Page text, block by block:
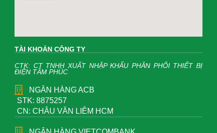
TÀI KHOẢN CÔNG TY
CTK: CT TNHH XUẤT NHẬP KHẨU PHÂN PHỐI THIẾT BỊ
ĐIỆN TÂM PHÚC
NGÂN HÀNG ACB
STK: 8875257
CN: CHÂU VĂN LIÊM HCM